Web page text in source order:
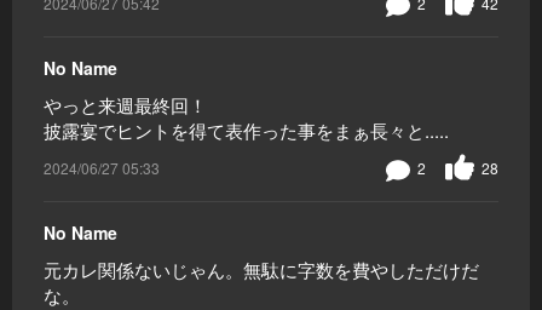
No Name
やっと来週最終回！
披露宴でヒントを得て表作った事をまぁ長々と.....
2024/06/27 05:33 28
2
No Name
元カレ関係ないじゃん。無駄に字数を費やしただけだ
な。